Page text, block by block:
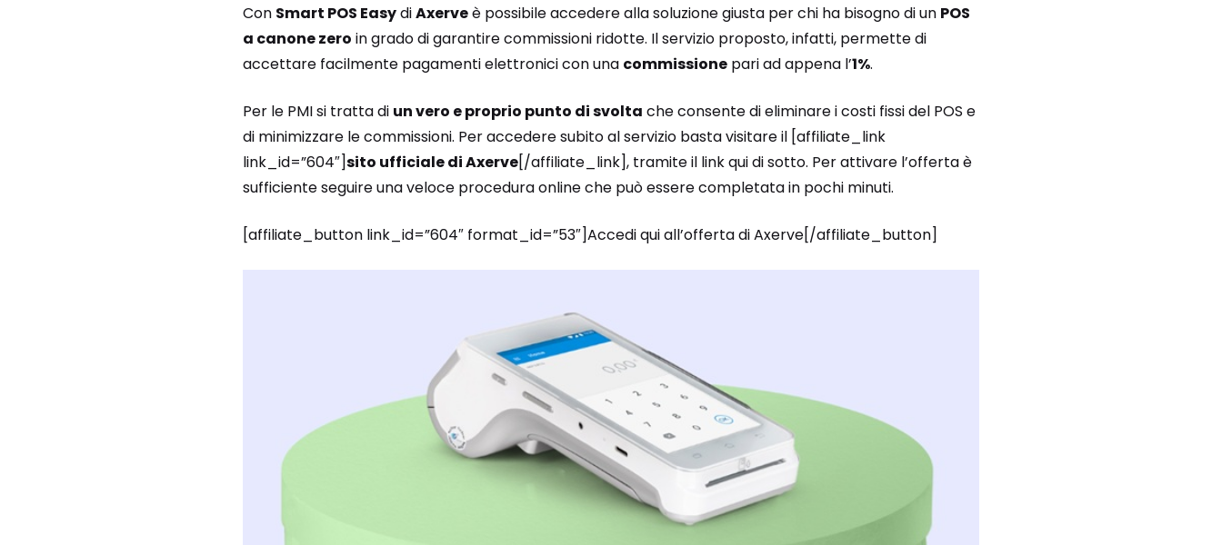
Con Smart POS EasydiAxerveè possibile accedere alla soluzione giusta per chi ha bisogno di un POS
a canone zero in grado di garantire commissioni ridotte. Il servizio proposto, infatti, permette di
accettare facilmente pagamenti elettronici con una commissionepari ad appena l’1%.
Per le PMI si tratta di un vero e proprio punto di svolta che consente di eliminare i costi fissi del POS e
di minimizzare le commissioni. Per accedere subito al servizio basta visitare il [affiliate_link
link_id=”604″]sito ufficiale di Axerve[/affiliate_link], tramite il link qui di sotto. Per attivare l’offerta è
sufficiente seguire una veloce procedura online che può essere completata in pochi minuti.
[affiliate_button link_id=”604″ format_id=”53″]Accedi qui all’offerta di Axerve[/affiliate_button]